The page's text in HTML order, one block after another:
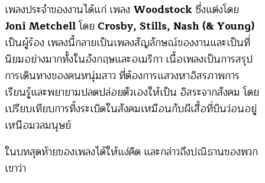
เพลงประจำของงานได้แก่ เพลง Woodstockซึ่งแต่งโดย
Joni Metchellโดย Crosby, Stills, Nash (& Young)
เป็นผู้ร้อง เพลงนี้กลายเป็นเพลงสัญลักษณ์ของงานและเป็นที่
นิยมอย่างมากทั้งในอังกฤษและอเมริกา เนื้อเพลงเป็นการสรุป
การเดินทางของคนหนุ่มสาว ที่ต้องการแสวงหาอิสรภาพการ
เรียนรู้และพยายามปลดปล่อยตัวเองให้เป็น อิสระจากสังคม โดย
เปรียบเทียบการทิ้งระเบิดในสังคมเหมือนกับผีเสื้อที่บินว่อนอยู่
เหนือมวลมนุษย์
ในบทสุดท้ายของเพลงได้ให้แง่คิด และกล่าวถึงปณิธานของพวก
เขาว่า